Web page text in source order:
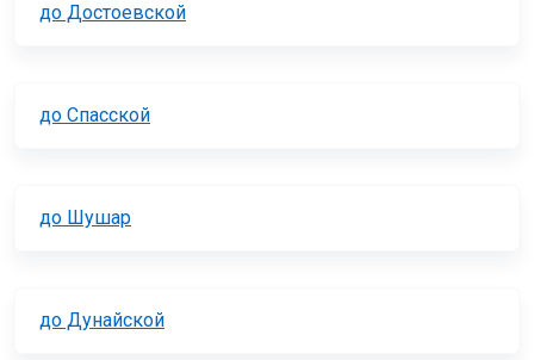
до Достоевской
до Спасской
до Шушар
до Дунайской